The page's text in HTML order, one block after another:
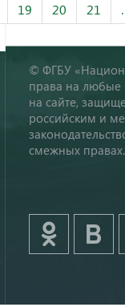
19 20 21
© ФГБУ
права на любые
на сайте,
российским и
смежных правах.